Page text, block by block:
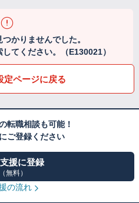
かりませんでした。
てください。（E130021）
定ページに戻る
転職相談も可能！
ご登録ください
援に登録
（無料）
の流れ